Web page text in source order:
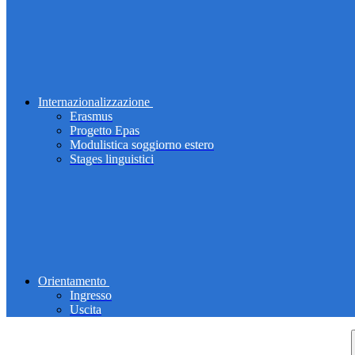
Internazionalizzazione
Erasmus
Progetto Epas
Modulistica soggiorno estero
Stages linguistici
Orientamento
Ingresso
Uscita